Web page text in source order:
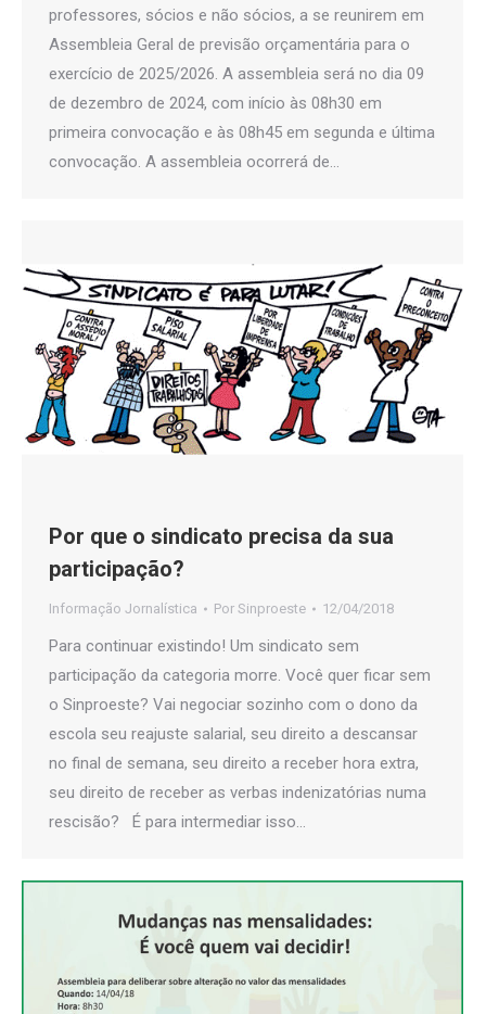
professores, sócios e não sócios, a se reunirem em
Assembleia Geral de previsão orçamentária para o
exercício de 2025/2026. A assembleia será no dia 09
de dezembro de 2024, com início às 08h30 em
primeira convocação e às 08h45 em segunda e última
convocação. A assembleia ocorrerá de…
Por que o sindicato precisa da sua
participação?
Informação Jornalística Por Sinproeste 12/04/2018
Para continuar existindo! Um sindicato sem
participação da categoria morre. Você quer ficar sem
o Sinproeste? Vai negociar sozinho com o dono da
escola seu reajuste salarial, seu direito a descansar
no final de semana, seu direito a receber hora extra,
seu direito de receber as verbas indenizatórias numa
rescisão? É para intermediar isso…